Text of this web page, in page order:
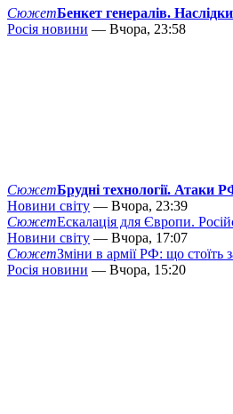
СюжетБенкет генералів.
Росія новини — Вчора, 23:58
СюжетБрудні технології. Атаки
Новини світу — Вчора, 23:39
СюжетЕскалація для Європи.
Новини світу — Вчора, 17:07
СюжетЗміни в армії РФ: що стоїть
Росія новини — Вчора, 15:20